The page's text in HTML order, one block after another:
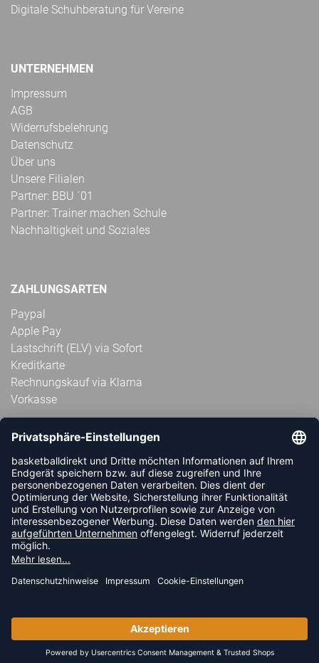
Digitale Schuhberatung für Vereine
UNTERNEHMEN
Impressum
AGB
Widerrufsbelehrung
Datenschutz
Über uns
Unsere Filialen
Partner: BBU ´01
Partner: Trainer machen Schule
Nachhaltigkeit und Soziales
ZAHLUNGSARTEN
Paypal
Apple Pay
Lastschrift (ELV) via Sofort
Kreditkarte
Rechnungskauf via Klarna
Vorkasse
ABONNIERE JETZT DEN KOSTENLOSEN
HANDBALLDIREKT-NEWSLETTER UND VERPASSE KEINE
NEUIGKEIT ODER AKTION MEHR.
JETZT ANMELDEN